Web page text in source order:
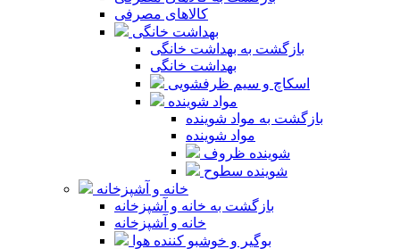
کالاهای مصرفی
بهداشت خانگی
بازگشت به بهداشت خانگی
بهداشت خانگی
اسکاچ و سیم ظرفشویی
مواد شوینده
بازگشت به مواد شوینده
مواد شوینده
شوینده ظروف
شوینده سطوح
خانه و آشپزخانه
بازگشت به خانه و آشپزخانه
خانه و آشپزخانه
بوگیر و خوشبو کننده هوا